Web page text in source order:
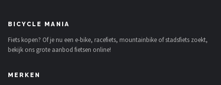
BICYCLE MANIA
Fiets kopen? Of je nu een e-bike, racefiets, mountainbike of stadsfiets zoekt,
bekijk ons grote aanbod fietsen online!
MERKEN